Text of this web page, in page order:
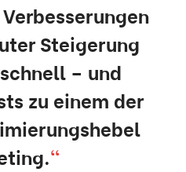
Steigerung
– und
zu einem der